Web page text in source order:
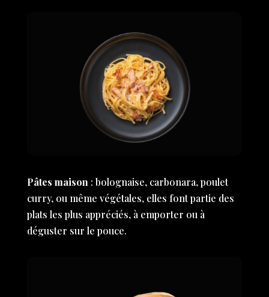
Pâtes maison: bolognaise, carbonara, poulet
curry, ou même végétales, elles font partie des
plats les plus appréciés, à emporter ou à
déguster sur le pouce.